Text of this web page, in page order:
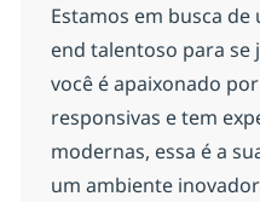
Estamos em busca
end talentoso para se
você é apaixonado
responsivas e tem
modernas, essa é a
um ambiente